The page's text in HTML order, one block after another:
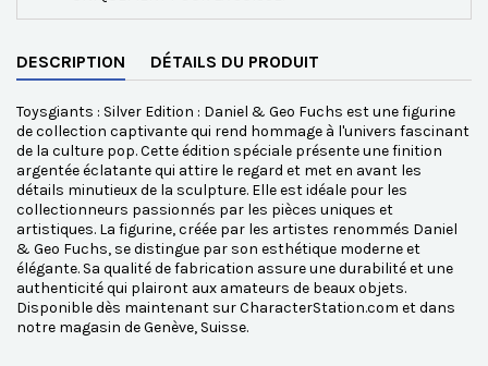
DESCRIPTION DÉTAILS DU PRODUIT
Toysgiants : Silver Edition : Daniel & Geo Fuchs est une figurine
de collection captivante qui rend hommage à l'univers fascinant
de la culture pop. Cette édition spéciale présente une finition
argentée éclatante qui attire le regard et met en avant les
détails minutieux de la sculpture. Elle est idéale pour les
collectionneurs passionnés par les pièces uniques et
artistiques. La figurine, créée par les artistes renommés Daniel
& Geo Fuchs, se distingue par son esthétique moderne et
élégante. Sa qualité de fabrication assure une durabilité et une
authenticité qui plairont aux amateurs de beaux objets.
Disponible dès maintenant sur CharacterStation.com et dans
notre magasin de Genève, Suisse.